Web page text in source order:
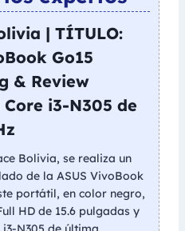
| TÍTULO:
Go15
& Review
i3-N305 de
Bolivia, se realiza un
de la ASUS VivoBook
portátil, en color negro,
HD de 15.6 pulgadas y